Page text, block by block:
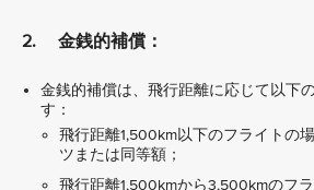
2. 金銭的補償：
金銭的補償は、飛行距離に応じて以下
す：
飛行距離1,500km以下のフライトの
ツまたは同等額；
飛行距離1,500kmから3,500kmのフラ